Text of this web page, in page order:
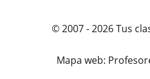
© 2007 - 2026 Tus
Mapa web: